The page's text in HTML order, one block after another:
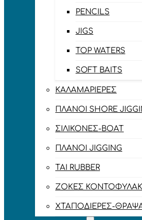
PENCILS
JIGS
TOP WATERS
SOFT BAITS
ΚΑΛΑΜΑΡΙΈΡΕΣ
ΠΛΆΝΟΙ SHORE
ΣΙΛΙΚΌΝΕΣ-BOAT
ΠΛΆΝΟΙ JIGGING
TAI RUBBER
ΖΌΚΕΣ
ΧΤΑΠΟΔΙΈΡΕΣ-